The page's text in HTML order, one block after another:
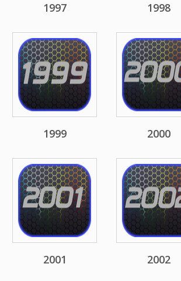
1997 1998
1999 2000
2001 2002